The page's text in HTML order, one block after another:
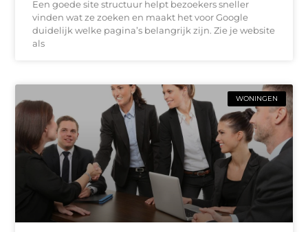
Een goede site structuur helpt bezoekers sneller
vinden wat ze zoeken en maakt het voor Google
duidelijk welke pagina’s belangrijk zijn. Zie je website
als
WONINGEN